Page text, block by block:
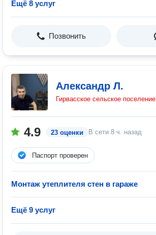
Ещё 8 услуг
Позвонить
Александр Л.
Гирвасское сельское поселение
4.9 23 оценки В сети 8 ч. назад
Паспорт проверен
Монтаж утеплителя стен в гараже
Ещё 9 услуг